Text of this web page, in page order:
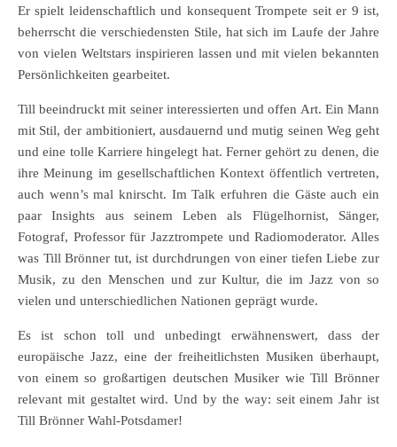
Er spielt leidenschaftlich und konsequent Trompete seit er 9 ist,
beherrscht die verschiedensten Stile, hat sich im Laufe der Jahre
von vielen Weltstars inspirieren lassen und mit vielen bekannten
Persönlichkeiten gearbeitet.
Till beeindruckt mit seiner interessierten und offen Art. Ein Mann
mit Stil, der ambitioniert, ausdauernd und mutig seinen Weg geht
und eine tolle Karriere hingelegt hat. Ferner gehört zu denen, die
ihre Meinung im gesellschaftlichen Kontext öffentlich vertreten,
auch wenn’s mal knirscht. Im Talk erfuhren die Gäste auch ein
paar Insights aus seinem Leben als Flügelhornist, Sänger,
Fotograf, Professor für Jazztrompete und Radiomoderator. Alles
was Till Brönner tut, ist durchdrungen von einer tiefen Liebe zur
Musik, zu den Menschen und zur Kultur, die im Jazz von so
vielen und unterschiedlichen Nationen geprägt wurde.
Es ist schon toll und unbedingt erwähnenswert, dass der
europäische Jazz, eine der freiheitlichsten Musiken überhaupt,
von einem so großartigen deutschen Musiker wie Till Brönner
relevant mit gestaltet wird. Und by the way: seit einem Jahr ist
Till Brönner Wahl-Potsdamer!